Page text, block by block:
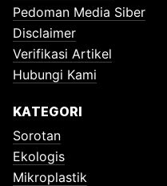
Pedoman Media Siber
Disclaimer
Verifikasi Artikel
Hubungi Kami
KATEGORI
Sorotan
Ekologis
Mikroplastik